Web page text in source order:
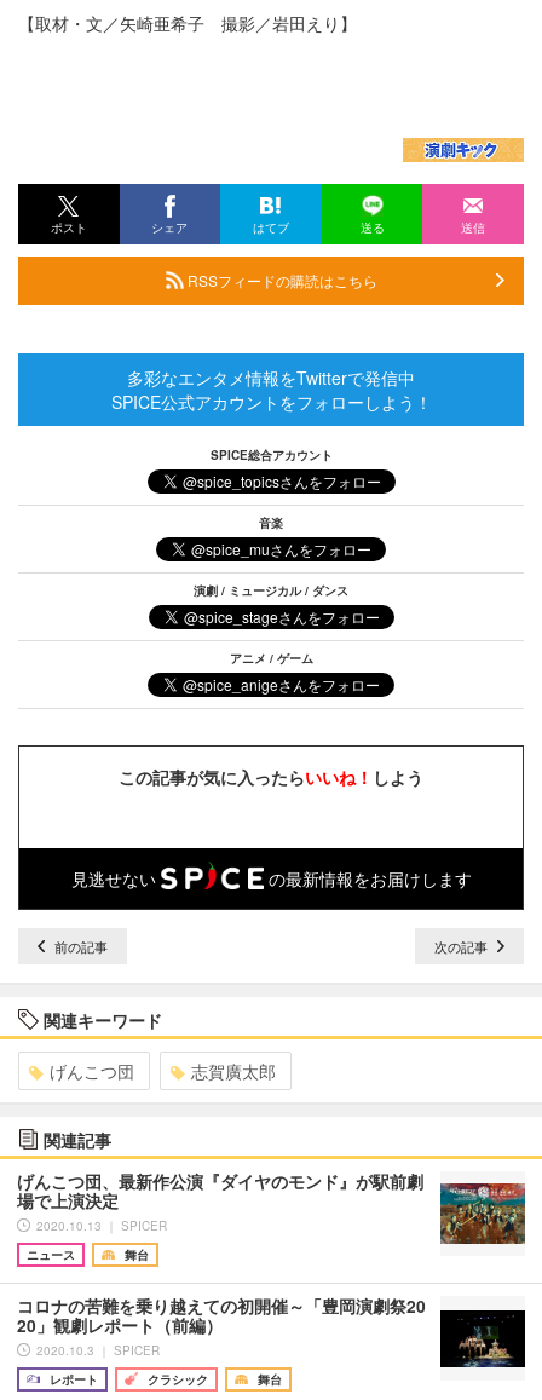
【取材・文／矢崎亜希子 撮影／岩田えり】
ポスト シェア はてブ 送る 送信
RSSフィードの購読はこちら
多彩なエンタメ情報をTwitterで発信中
SPICE公式アカウントをフォローしよう！
SPICE総合アカウント
音楽
演劇 / ミュージカル / ダンス
アニメ / ゲーム
この記事が気に入ったらいいね！ しよう
見逃せない の最新情報をお届けします
前の記事 次の記事
関連キーワード
げんこつ団 志賀廣太郎
関連記事
げんこつ団、最新作公演『ダイヤのモンド』が駅前劇
場で上演決定
2020.10.13 ｜ SPICER
ニュース
舞台
コロナの苦難を乗り越えての初開催～「豊岡演劇祭20
20」観劇レポート（前編）
2020.10.3 ｜ SPICER
レポート
クラシック 舞台